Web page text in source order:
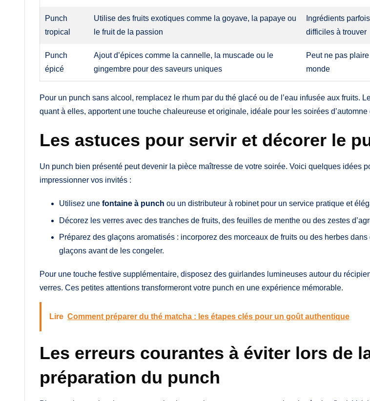
Punch
tropical
Utilise des fruits exotiques comme la goyave, la papaye ou
le fruit de la passion
Ingrédients
difficiles à trouver
Punch
épicé
Ajout d’épices comme la cannelle, la muscade ou le
gingembre pour des saveurs uniques
Peut ne pas
monde
Pour un punch sans alcool, remplacez le rhum par du thé glacé ou de l’eau infusée aux fruits.
quant à elles, apportent une touche chaleureuse et originale, idéale pour les soirées d’automne
Les astuces pour servir et décorer le
Un punch bien présenté peut devenir la pièce maîtresse de votre soirée. Voici quelques idées
impressionner vos invités :
Utilisez une fontaine à punch ou un distributeur à robinet pour un service pratique et
Décorez les verres avec des tranches de fruits, des feuilles de menthe ou des zestes
Préparez des glaçons aromatisés : incorporez des morceaux de fruits ou des herbes dans
glaçons avant de les congeler.
Pour une touche festive supplémentaire, disposez des guirlandes lumineuses autour du
verres. Ces petites attentions transformeront votre punch en une expérience mémorable.
Lire Comment préparer du thé matcha : les étapes clés pour un goût authentique
Les erreurs courantes à éviter lors de
préparation du punch